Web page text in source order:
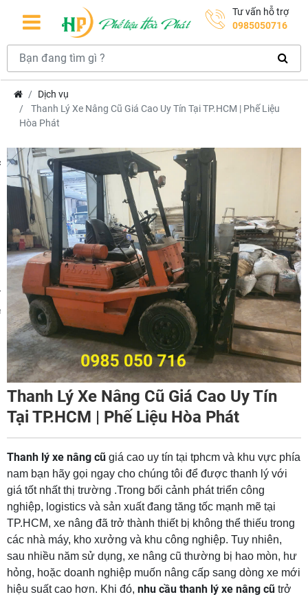
Tư vấn hỗ trợ
0985050716
Dịch vụ
Thanh Lý Xe Nâng Cũ Giá Cao Uy Tín Tại TP.HCM | Phế Liệu
Hòa Phát
Thanh Lý Xe Nâng Cũ Giá Cao Uy Tín
Tại TP.HCM | Phế Liệu Hòa Phát
Thanh lý xe nâng cũ giá cao uy tín tại tphcm và khu vực phía
nam bạn hãy gọi ngay cho chúng tôi để được thanh lý với
giá tốt nhất thị trường .Trong bối cảnh phát triển công
nghiệp, logistics và sản xuất đang tăng tốc mạnh mẽ tại
TP.HCM, xe nâng đã trở thành thiết bị không thể thiếu trong
các nhà máy, kho xưởng và khu công nghiệp. Tuy nhiên,
sau nhiều năm sử dụng, xe nâng cũ thường bị hao mòn, hư
hỏng, hoặc doanh nghiệp muốn nâng cấp sang dòng xe mới
hiệu suất cao hơn. Khi đó, nhu cầu thanh lý xe nâng cũ trở